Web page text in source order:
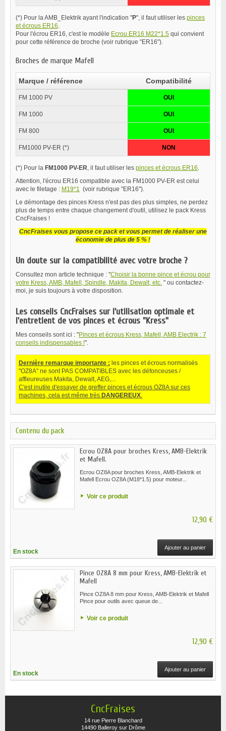
(*) Pour la AMB_Elektrik ayant l'indication "P", il faut utiliser les pinces
et écrous ER16.
Pour l'écrou ER16, c'est le modèle Ecrou ER16 M22*1.5 qui convient
pour cette référence de broche (voir rubrique "ER16").
Broches de marque Mafell
Marque / référence Compatibilité
FM 1000 PV OUI
FM 1000 OUI
FM 800 OUI
FM1000 PV-ER (*) NON
(*) Pour la FM1000 PV-ER, il faut utiliser les pinces et écrous ER16.
Attention, l'écrou ER16 compatible avec la FM1000 PV-ER est celui
avec le filetage : M19*1 (voir rubrique "ER16").
Le démontage des pinces Kress n'est pas des plus simples, ne perdez
plus de temps entre chaque changement d'outil, utilisez le pack Kress
CncFraises !
CncFraises vous propose ce pack et vous permet de réaliser une
économie de plus de 5 % !
Un doute sur la compatibilité avec votre broche ?
Consultez mon article technique : "Choisir la bonne pince et écrou pour
votre Kress, AMB, Mafell, Spindle, Makita, Dewalt, etc. " ou contactez-
moi, je suis toujours à votre disposition.
Les conseils CncFraises sur l'utilisation optimale et
l'entretient de vos pinces et écrous "Kress"
Mes conseils sont ici : "Pinces et écrous Kress, Mafell, AMB Electrik : 7
conseils indispensables !".
Dernière remarque importante : les pinces et écrous normalisés
"OZ8A" ne sont PAS COMPATIBLES avec les défonceuses /
affleureuses Makita, Dewalt, AEG,...
C'est inutile d'essayer de greffer pinces et écrous OZ8A sur ces
machines, cela est même très DANGEREUX.
Contenu du pack
Ecrou OZ8A pour broches Kress, AMB-Elektrik
et Mafell.
Ecrou OZ8A pour broches Kress, AMB-Elektrik et
Mafell Ecrou OZ8A (M18*1.5) pour moteur...
Voir ce produit
12,90 €
En stock
Ajouter au panier
Pince OZ8A 8 mm pour Kress, AMB-Elektrik et
Mafell
Pince OZ8A 8 mm pour Kress, AMB-Elektrik et Mafell
Pince pour outils avec queue de...
Voir ce produit
12,90 €
En stock
Ajouter au panier
CncFraises
14 rue Pierre Blanchard
14490 Balleroy sur Drôme